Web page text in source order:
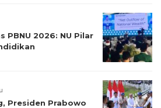
PBNU 2026: NU Pilar
Presiden Prabowo